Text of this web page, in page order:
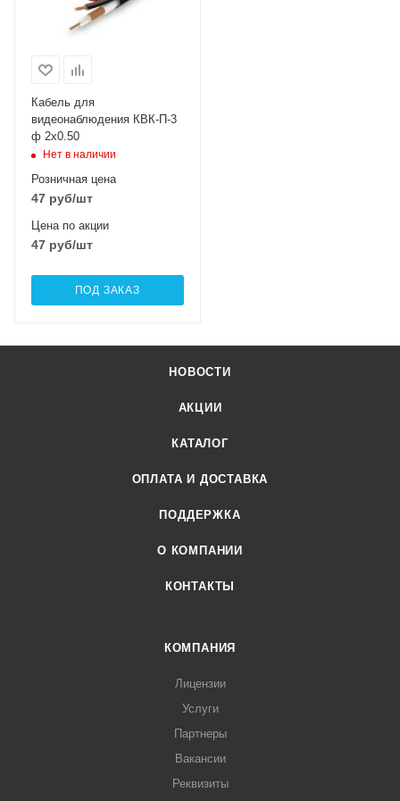
Кабель для
видеонаблюдения КВК-П-3
ф 2х0.50
Нет в наличии
Розничная цена
47 руб/шт
Цена по акции
47 руб/шт
ПОД ЗАКАЗ
НОВОСТИ
АКЦИИ
КАТАЛОГ
ОПЛАТА И ДОСТАВКА
ПОДДЕРЖКА
О КОМПАНИИ
КОНТАКТЫ
КОМПАНИЯ
Лицензии
Услуги
Партнеры
Вакансии
Реквизиты